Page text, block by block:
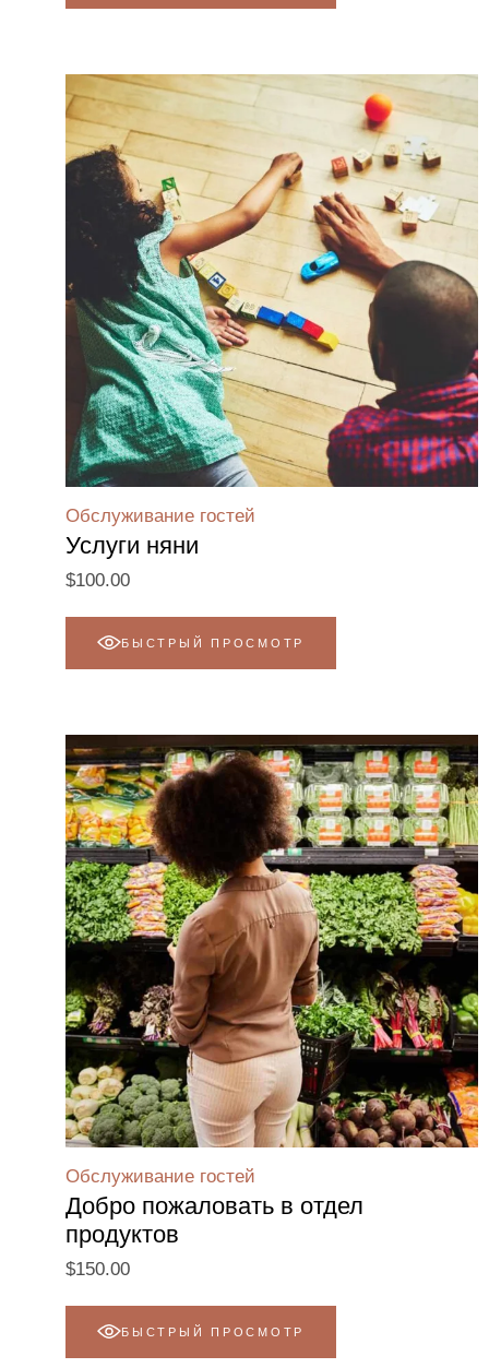
Обслуживание гостей
Услуги няни
$100.00
БЫСТРЫЙ ПРОСМОТР
Обслуживание гостей
Добро пожаловать в отдел
продуктов
$150.00
БЫСТРЫЙ ПРОСМОТР